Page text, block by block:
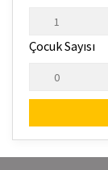
Çocuk Sayısı